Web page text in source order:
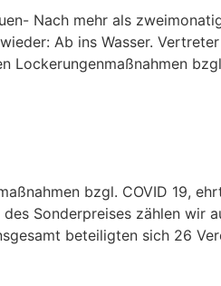
Nach mehr als
Ab ins Wasser.
bzgl. COVID 19,
Sonderpreises zählen wir
beteiligten sich 26